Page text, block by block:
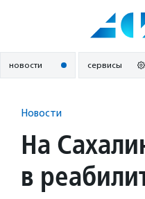
новости сервисы
Новости
На
в